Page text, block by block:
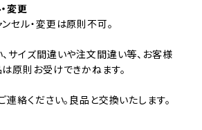
変更
セル・変更は原則不可。
サイズ間違いや注文間違い等、お客様
原則お受けできかねます。
絡ください。良品と交換いたします。